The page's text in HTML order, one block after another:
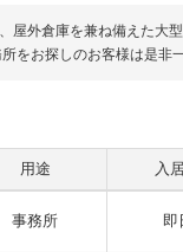
屋外倉庫を兼ね備えた大
をお探しのお客様は是非
用途 入
事務所 即